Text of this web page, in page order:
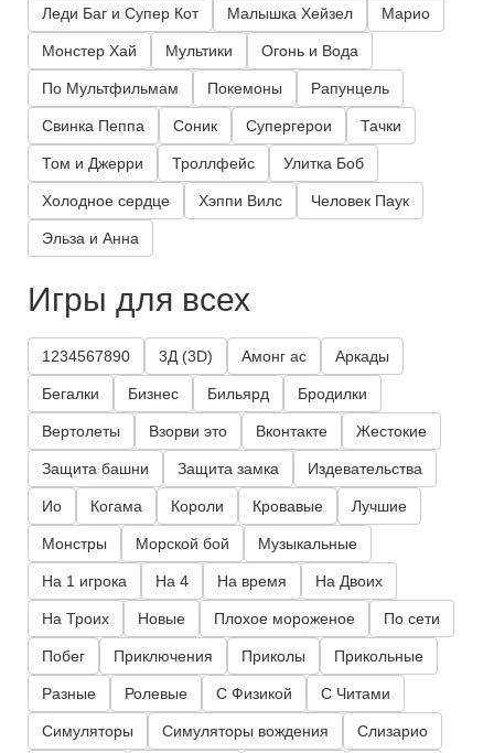
Леди Баг и Супер Кот Малышка Хейзел Марио
Монстер Хай Мультики Огонь и Вода
По Мультфильмам Покемоны Рапунцель
Свинка Пеппа Соник Супергерои Тачки
Том и Джерри Троллфейс Улитка Боб
Холодное сердце Хэппи Вилс Человек Паук
Эльза и Анна
Игры для всех
1234567890 3Д (3D) Амонг ас Аркады
Бегалки Бизнес Бильярд Бродилки
Вертолеты Взорви это Вконтакте Жестокие
Защита башни Защита замка Издевательства
Ио Когама Короли Кровавые Лучшие
Монстры Морской бой Музыкальные
На 1 игрока На 4 На время На Двоих
На Троих Новые Плохое мороженое По сети
Побег Приключения Приколы Прикольные
Разные Ролевые С Физикой С Читами
Симуляторы Симуляторы вождения Слизарио